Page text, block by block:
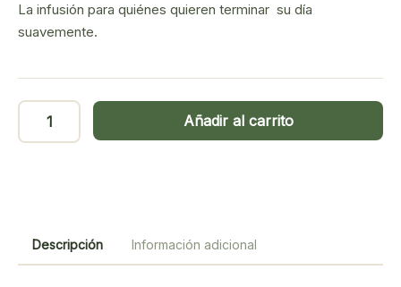
La infusión para quiénes quieren terminar su día
suavemente.
Yogi
Añadir al carrito
Descripción Información adicional